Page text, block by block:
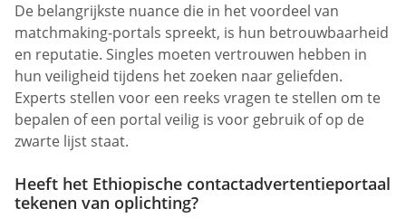
De belangrijkste nuance die in het voordeel van
matchmaking-portals spreekt, is hun betrouwbaarheid
en reputatie. Singles moeten vertrouwen hebben in
hun veiligheid tijdens het zoeken naar geliefden.
Experts stellen voor een reeks vragen te stellen om te
bepalen of een portal veilig is voor gebruik of op de
zwarte lijst staat.
Heeft het Ethiopische contactadvertentieportaal
tekenen van oplichting?